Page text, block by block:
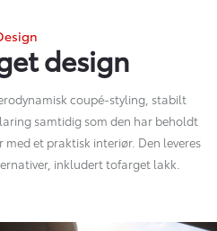
design
coupé-styling, stabilt
samtidig som den har beholdt
et praktisk interiør. Den leveres
inkludert tofarget lakk.